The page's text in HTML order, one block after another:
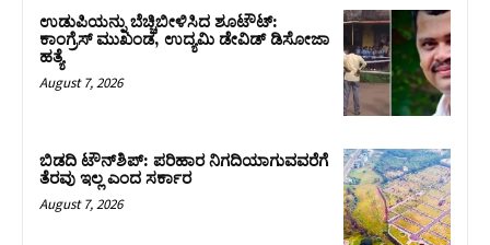
ಉಡುಪಿಯನ್ನು ಬೆಚ್ಚಿಬೀಳಿಸಿದ ಶೂಟೌಟ್‌:
ಕಾಂಗ್ರೆಸ್‌ ಮುಖಂಡ, ಉದ್ಯಮಿ ಡೇವಿಡ್ ಡಿಸೋಜಾ
ಹತ್ಯೆ
August 7, 2026
ಬಿಡದಿ ಟೌನ್‌ಶಿಪ್‌: ಪರಿಹಾರ ನಿಗದಿಯಾಗುವವರೆಗೆ
ತೆರವು ಇಲ್ಲ ಎಂದ ಸರ್ಕಾರ
August 7, 2026